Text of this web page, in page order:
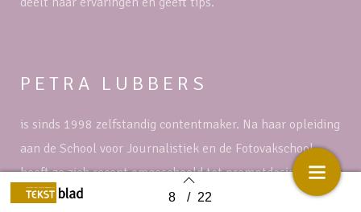
Back to index 8 / 22
PETRA LUBBERS
is sinds 1998 zelfstandig contentmaker. Na haar opleiding
aan de School voor Journalistiek en de Fotovakschool
heeft ze zich recent omgeschoold tot promptdesigner voor
het maken van content.